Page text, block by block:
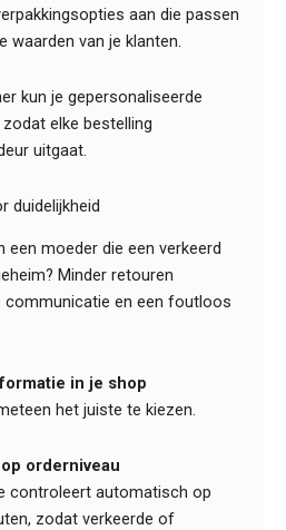
aan die passen
waarden van je klanten.
kun je gepersonaliseerde
elke bestelling
uitgaat.
duidelijkheid
een moeder die een verkeerd
Minder retouren
communicatie en een foutloos
in je shop
het juiste te kiezen.
orderniveau
controleert automatisch op
zodat verkeerde of